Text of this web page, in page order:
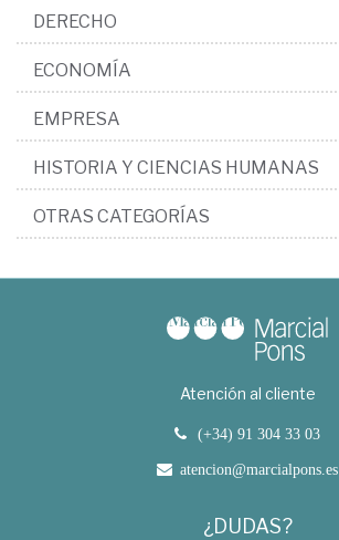
DERECHO
ECONOMÍA
EMPRESA
HISTORIA Y CIENCIAS HUMANAS
OTRAS CATEGORÍAS
Atención al cliente
(+34) 91 304 33 03
atencion@marcialpons.es
¿DUDAS?